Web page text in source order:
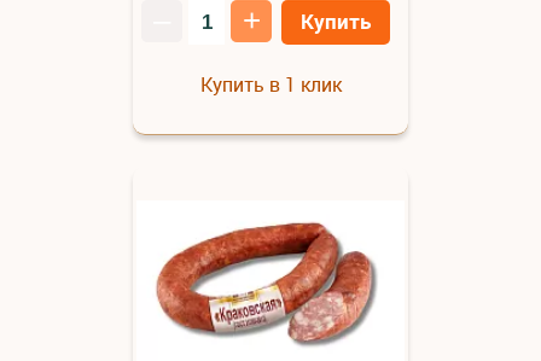
+ Купить
Купить в 1 клик